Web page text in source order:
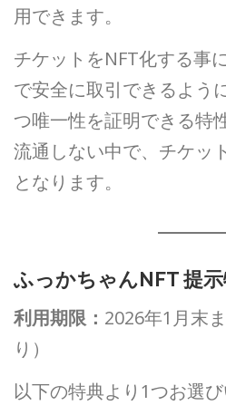
用できます。
チケットをNFT化する事
で安全に取引できるよう
つ唯一性を証明できる特
流通しない中で、チケッ
となります。
ふっかちゃんNFT 提
利用期限： 2026年1月末
り）
以下の特典より1つお選び